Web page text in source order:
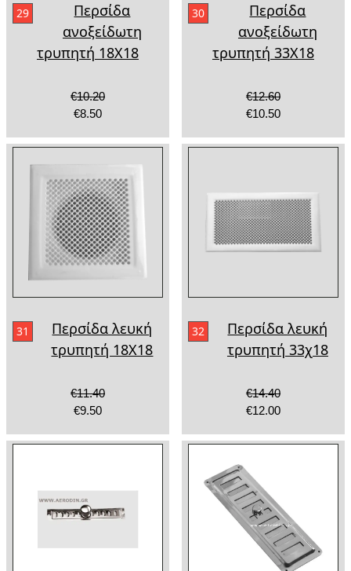
29
Περσίδα
ανοξείδωτη
τρυπητή 18Χ18
€10.20
€8.50
30
Περσίδα
ανοξείδωτη
τρυπητή 33Χ18
€12.60
€10.50
31
Περσίδα λευκή
τρυπητή 18Χ18
€11.40
€9.50
32
Περσίδα λευκή
τρυπητή 33χ18
€14.40
€12.00